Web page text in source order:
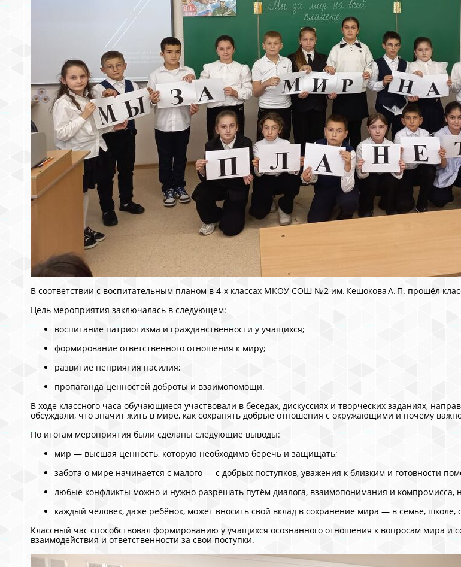
В соответствии с воспитательным планом в 4‑х классах МКОУ СОШ № 2 им. Кешокова А. П. прошёл
Цель мероприятия заключалась в следующем:
воспитание патриотизма и гражданственности у учащихся;
формирование ответственного отношения к миру;
развитие неприятия насилия;
пропаганда ценностей доброты и взаимопомощи.
В ходе классного часа обучающиеся участвовали в беседах, дискуссиях и творческих заданиях,
обсуждали, что значит жить в мире, как сохранять добрые отношения с окружающими и почему
По итогам мероприятия были сделаны следующие выводы:
мир — высшая ценность, которую необходимо беречь и защищать;
забота о мире начинается с малого — с добрых поступков, уважения к близким и готовности
любые конфликты можно и нужно разрешать путём диалога, взаимопонимания и компромисса,
каждый человек, даже ребёнок, может вносить свой вклад в сохранение мира — в семье, школе,
Классный час способствовал формированию у учащихся осознанного отношения к вопросам мира и
взаимодействия и ответственности за свои поступки.